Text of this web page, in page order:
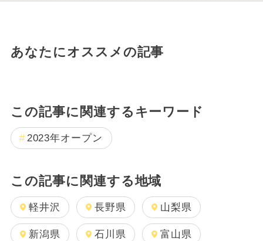
あなたにオススメの記事
この記事に関連するキーワード
2023年オープン
この記事に関連する地域
軽井沢 長野県 山梨県
新潟県 石川県 富山県